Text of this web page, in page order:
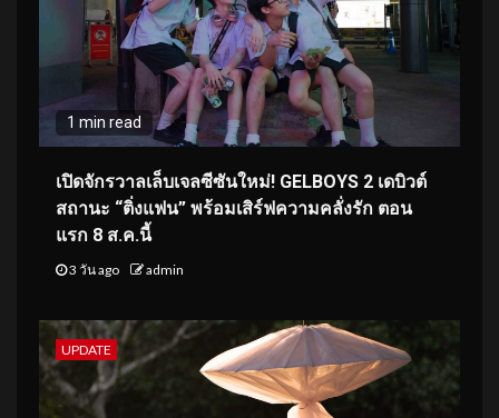
1 min read
เปิดจักรวาลเล็บเจลซีซันใหม่! GELBOYS 2 เดบิวต์
สถานะ “ติ่งแฟน” พร้อมเสิร์ฟความคลั่งรัก ตอน
แรก 8 ส.ค.นี้
3 วัน ago admin
UPDATE